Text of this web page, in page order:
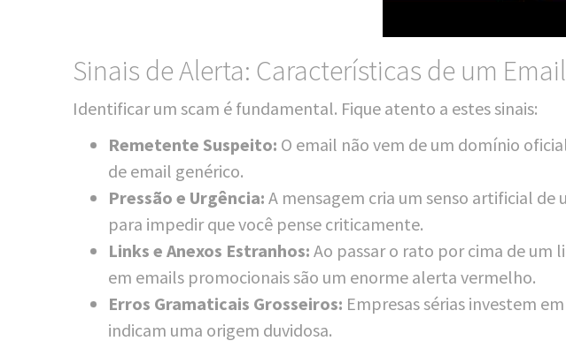
Sinais de Alerta: Características de um
Iden­ti­fi­car um scam é fun­da­men­tal. Fique aten­to a estes sinais:
Reme­ten­te Sus­pei­to: O email não vem de um domí­nio
de email genérico.
Pres­são e Urgên­cia: A men­sa­gem cria um sen­so arti­fi­cial de
para impe­dir que você pen­se criticamente.
Links e Ane­xos Est­ran­hos: Ao pas­sar o rato por cima de um
em emails pro­mo­cio­nais são um enor­me aler­ta vermelho.
Erros Gra­ma­ti­cais Grossei­ros: Empre­sas séri­as inves­tem
indi­cam uma ori­gem duvidosa.